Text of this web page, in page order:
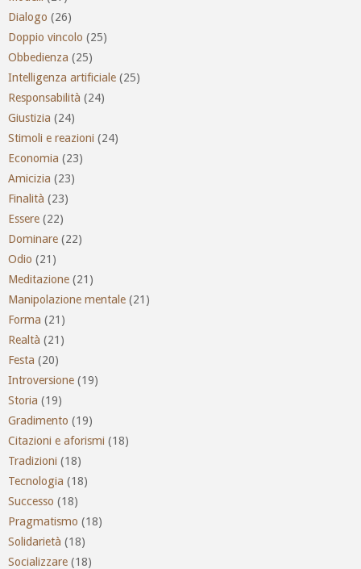
Dialogo (26)
Doppio vincolo (25)
Obbedienza (25)
Intelligenza artificiale (25)
Responsabilità (24)
Giustizia (24)
Stimoli e reazioni (24)
Economia (23)
Amicizia (23)
Finalità (23)
Essere (22)
Dominare (22)
Odio (21)
Meditazione (21)
Manipolazione mentale (21)
Forma (21)
Realtà (21)
Festa (20)
Introversione (19)
Storia (19)
Gradimento (19)
Citazioni e aforismi (18)
Tradizioni (18)
Tecnologia (18)
Successo (18)
Pragmatismo (18)
Solidarietà (18)
Socializzare (18)